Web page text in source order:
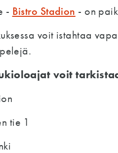
- Bistro Stadion - on
voit istahtaa
voit
tie 1